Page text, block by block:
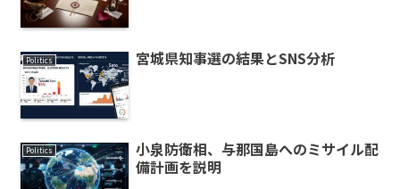
Politics 宮城県知事選の結果とSNS分析
Politics
小泉防衛相、与那国島へのミサイル配
備計画を説明